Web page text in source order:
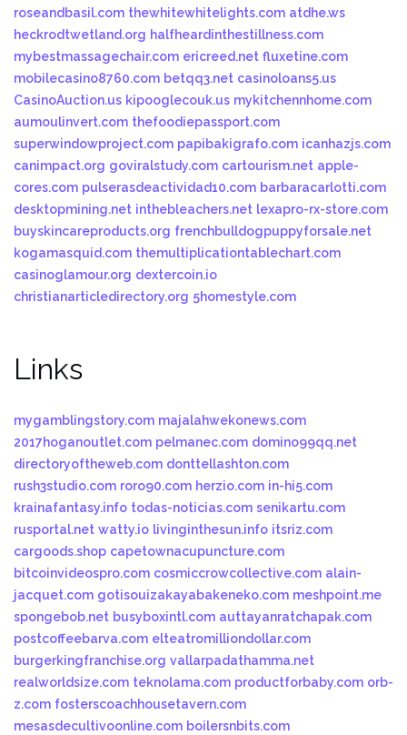
roseandbasil.com thewhitewhitelights.com atdhe.ws
heckrodtwetland.org halfheardinthestillness.com
mybestmassagechair.com ericreed.net fluxetine.com
mobilecasino8760.com betqq3.net casinoloans5.us
CasinoAuction.us kipooglecouk.us mykitchennhome.com
aumoulinvert.com thefoodiepassport.com
superwindowproject.com papibakigrafo.com icanhazjs.com
canimpact.org goviralstudy.com cartourism.net apple-
cores.com pulserasdeactividad10.com barbaracarlotti.com
desktopmining.net inthebleachers.net lexapro-rx-store.com
buyskincareproducts.org frenchbulldogpuppyforsale.net
kogamasquid.com themultiplicationtablechart.com
casinoglamour.org dextercoin.io
christianarticledirectory.org 5homestyle.com
Links
mygamblingstory.com majalahwekonews.com
2017hoganoutlet.com pelmanec.com domino99qq.net
directoryoftheweb.com donttellashton.com
rush3studio.com roro90.com herzio.com in-hi5.com
krainafantasy.info todas-noticias.com senikartu.com
rusportal.net watty.io livinginthesun.info itsriz.com
cargoods.shop capetownacupuncture.com
bitcoinvideospro.com cosmiccrowcollective.com alain-
jacquet.com gotisouizakayabakeneko.com meshpoint.me
spongebob.net busyboxintl.com auttayanratchapak.com
postcoffeebarva.com elteatromilliondollar.com
burgerkingfranchise.org vallarpadathamma.net
realworldsize.com teknolama.com productforbaby.com orb-
z.com fosterscoachhousetavern.com
mesasdecultivoonline.com boilersnbits.com